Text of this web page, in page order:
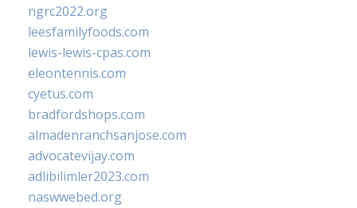
ngrc2022.org
leesfamilyfoods.com
lewis-lewis-cpas.com
eleontennis.com
cyetus.com
bradfordshops.com
almadenranchsanjose.com
advocatevijay.com
adlibilimler2023.com
naswwebed.org